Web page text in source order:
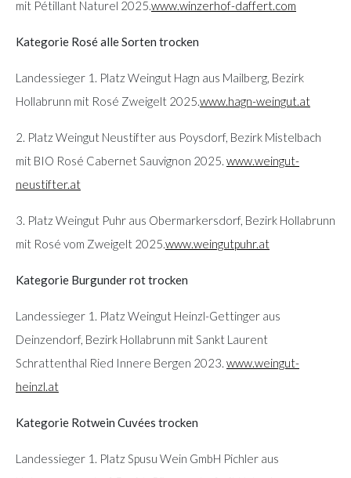
mit Pétillant Naturel 2025.www.winzerhof-daffert.com
Kategorie Rosé alle Sorten trocken
Landessieger 1. Platz Weingut Hagn aus Mailberg, Bezirk
Hollabrunn mit Rosé Zweigelt 2025.www.hagn-weingut.at
2. Platz Weingut Neustifter aus Poysdorf, Bezirk Mistelbach
mit BIO Rosé Cabernet Sauvignon 2025. www.weingut-
neustifter.at
3. Platz Weingut Puhr aus Obermarkersdorf, Bezirk Hollabrunn
mit Rosé vom Zweigelt 2025.www.weingutpuhr.at
Kategorie Burgunder rot trocken
Landessieger 1. Platz Weingut Heinzl-Gettinger aus
Deinzendorf, Bezirk Hollabrunn mit Sankt Laurent
Schrattenthal Ried Innere Bergen 2023. www.weingut-
heinzl.at
Kategorie Rotwein Cuvées trocken
Landessieger 1. Platz Spusu Wein GmbH Pichler aus